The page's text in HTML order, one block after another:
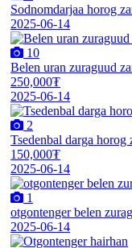
Sodnomdarjaa horog
2025-06-14
10
Belen uran zuraguud
250,000₮
2025-06-14
2
Tsedenbal darga horog
150,000₮
2025-06-14
1
otgontenger belen
2025-06-14